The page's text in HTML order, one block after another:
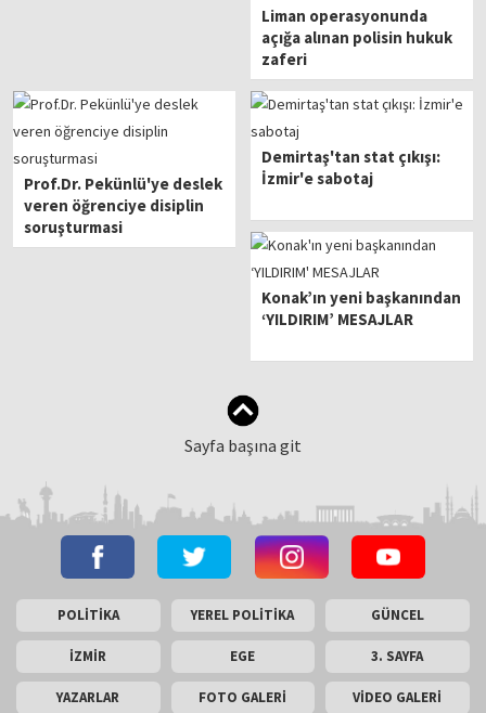
Liman operasyonunda
açığa alınan polisin hukuk
zaferi
Prof.Dr. Pekünlü'ye deslek
veren öğrenciye disiplin
soruşturmasi
Demirtaş'tan stat çıkışı:
İzmir'e sabotaj
Konak’ın yeni başkanından
‘YILDIRIM’ MESAJLAR
Sayfa başına git
POLİTİKA YEREL POLİTİKA GÜNCEL
İZMİR EGE 3. SAYFA
YAZARLAR FOTO GALERİ VİDEO GALERİ